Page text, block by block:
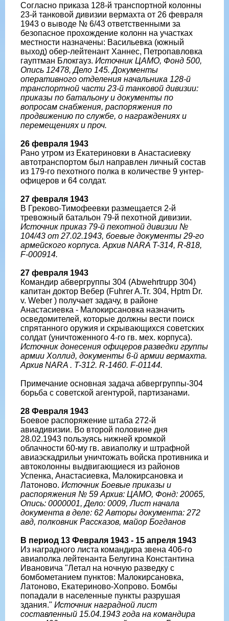
Согласно приказа 128-й транспортной колонны
23-й танковой дивизии вермахта от 26 февраля
1943 о выводе № 6/43 ответственными за
безопасное прохождение колонн на участках
местности назначены: Васильевка (южный
выход) обер-лейтенант Ханнес, Петропавловка
гауптман Блокгауз. Источник ЦАМО, Фонд 500,
Опись 12478, Дело 145. Документы
оперативного отделения начальника 128-й
транспортной части 23-й танковой дивизии:
приказы по батальону и документы по
вопросам снабжения, распоряжения по
продвижению по службе, о награждениях и
перемещениях и проч.
26 февраля 1943
Рано утром из Екатериновки в Анастасиевку
автотранспортом был направлен личный состав
из 179-го пехотного полка в количестве 9 унтер-
офицеров и 64 солдат.
27 февраля 1943
В Греково-Тимофеевки размещается 2-й
тревожный батальон 79-й пехотной дивизии.
Источник приказ 79-й пехотной дивизии №
104/43 от 27.02.1943, боевые документы 29-го
армейского корпуса. Архив NARA T-314, R-818,
F-000914.
27 февраля 1943
Командир абвергруппы 304 (Abwehrtrupp 304)
капитан доктор Вебер (Fuhrer A.Tr. 304, Hptm Dr.
v. Weber ) получает задачу, в районе
Анастасиевка - Малокирсановка назначить
осведомителей, которые должны вести поиск
спрятанного оружия и скрывающихся советских
солдат (уничтоженного 4-го гв. мех. корпуса).
Источник донесения офицеров разведки группы
армии Холлид, документы 6-й армии вермахта.
Архив NARA . T-312. R-1460. F-01144.
Примечание основная задача абвергруппы-304
борьба с советской агентурой, партизанами.
28 Февраля 1943
Боевое распоряжение штаба 272-й
авиадивизии. Во второй половине дня
28.02.1943 пользуясь нижней кромкой
облачности 60-му гв. авиаполку и штрафной
авиаэскадрильи уничтожать войска противника и
автоколонны выдвигающиеся из районов
Успенка, Анастасиевка, Малокирсановка и
Латоново. Источник Боевые приказы и
распоряжения № 59 Архив: ЦАМО, Фонд: 20065,
Опись: 0000001, Дело: 0009, Лист начала
документа в деле: 62 Авторы документа: 272
авд, полковник Рассказов, майор Богданов
В период 13 Февраля 1943 - 15 апреля 1943
Из наградного листа командира звена 406-го
авиаполка лейтенанта Белугина Константина
Ивановича "Летал на ночную разведку с
бомбометанием пунктов: Малокирсановка,
Латоново, Екатериново-Хопрово. Бомбы
попадали в населенные пункты разрушая
здания." Источник наградной лист
составленный 15.04.1943 года на командира